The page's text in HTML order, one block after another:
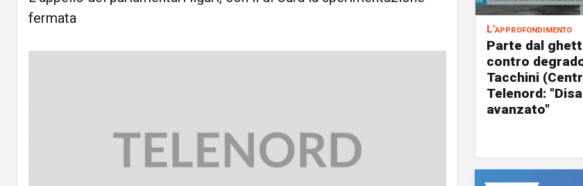
fermata
L'approfondimento
Parte dal
contro
Tacchini
Telenord:
avanzato"